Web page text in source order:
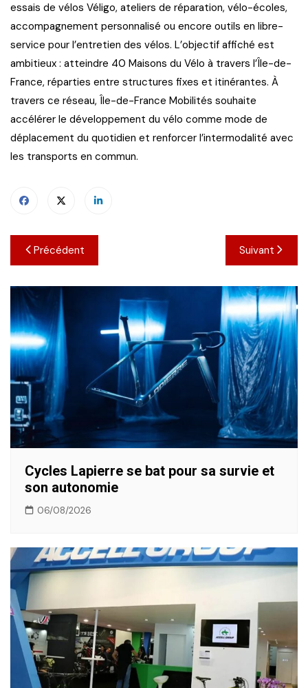
essais de vélos Véligo, ateliers de réparation, vélo-écoles,
accompagnement personnalisé ou encore outils en libre-
service pour l’entretien des vélos. L’objectif affiché est
ambitieux : atteindre 40 Maisons du Vélo à travers l’Île-de-
France, réparties entre structures fixes et itinérantes. À
travers ce réseau, Île-de-France Mobilités souhaite
accélérer le développement du vélo comme mode de
déplacement du quotidien et renforcer l’intermodalité avec
les transports en commun.
Navigation
de
l’article
Précédent Suivant
Cycles Lapierre se bat pour sa survie et
son autonomie
06/08/2026